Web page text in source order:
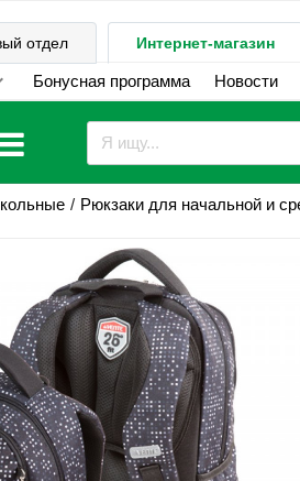
отдел Интернет-магазин
Бонусная программа Новости
Рюкзаки для начальной и